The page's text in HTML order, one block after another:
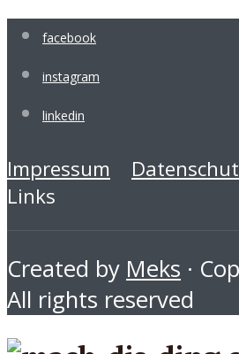
facebook
instagram
linkedin
Impressum
Links
Created by Meks ·
All rights reserved